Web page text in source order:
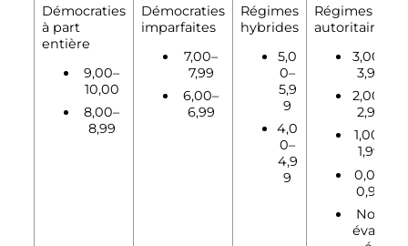
Démocraties
à part
entière
9,00–
10,00
8,00–
8,99
Démocraties
imparfaites
7,00–
7,99
6,00–
6,99
Régimes
hybrides
5,0
0–
5,9
9
4,0
0–
4,9
9
Régimes
autoritaires
3,00–
3,99
2,00–
2,99
1,00–
1,99
0,01–
0,99
Non
évalu